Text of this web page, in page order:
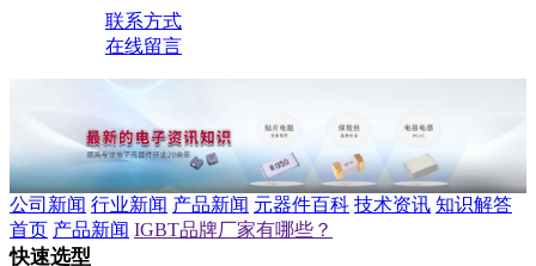
联系方式
在线留言
公司新闻 行业新闻 产品新闻 元器件百科 技术资讯 知识解答
首页 产品新闻 IGBT品牌厂家有哪些？
快速选型